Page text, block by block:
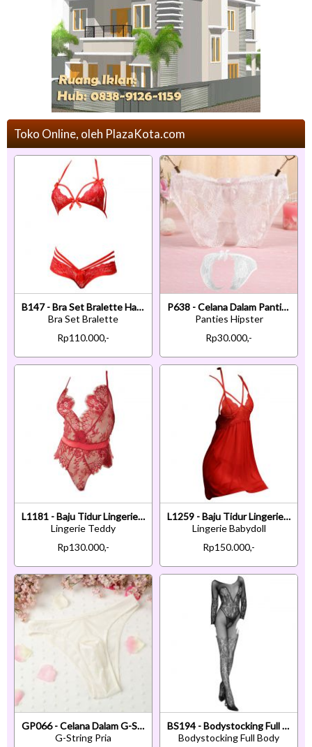
Toko Online, oleh PlazaKota.com
B147 - Bra Set Bralette Halter Merah Celana Dalam
Bra Set Bralette
Rp110.000,-
P638 - Celana Dalam Panties Hipster Putih Transparan Terbuka Belakang
Panties Hipster
Rp30.000,-
L1181 - Baju Tidur Lingerie Teddy Bodysuit Dress Tali Silang Merah Transparan Belahan Dada Rendah
Lingerie Teddy
Rp130.000,-
L1259 - Baju Tidur Lingerie Babydoll Mini Dress Tali Silang Merah Transparan Open Cup Tali Ikat Bela
Lingerie Babydoll
Rp150.000,-
GP066 - Celana Dalam G-String Pria Putih Transparan Lubang Depan
G-String Pria
BS194 - Bodystocking Full Body Fishnet Hitam Lengan Panjang Crotchless
Bodystocking Full Body